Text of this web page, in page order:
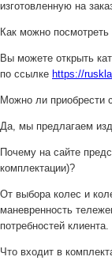
изготовленную на
Как можно посмотреть
Вы можете открыть
по ссылке https://
Можно ли приобрести
Да, мы предлагаем
Почему на сайте
комплектации)?
От выбора колес и
маневренность
потребностей клиента.
Что входит в